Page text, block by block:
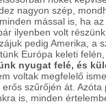
nagyon szép,
mással is, ha
ilyenben volt
pedig Amerika, a
Európa keleti
nyugat felé, és
voltak megfelelő
szűrőjén át.
is, minden